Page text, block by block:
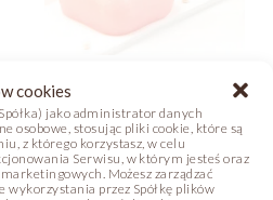
cookies
jako administrator danych
osobowe, stosując pliki cookie, które są
z którego korzystasz, w celu
Serwisu, w którym jesteś oraz
Możesz zarządzać
przez Spółkę plików
PRYWATNE:
WALENTYNKI
Zdjęcie Receptura